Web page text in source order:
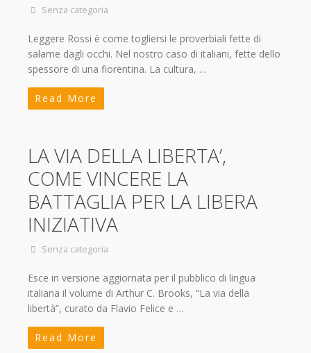
Senza categoria
Leggere Rossi è come togliersi le proverbiali fette di
salame dagli occhi. Nel nostro caso di italiani, fette dello
spessore di una fiorentina. La cultura, …
Read More
LA VIA DELLA LIBERTA’,
COME VINCERE LA
BATTAGLIA PER LA LIBERA
INIZIATIVA
Senza categoria
Esce in versione aggiornata per il pubblico di lingua
italiana il volume di Arthur C. Brooks, “La via della
libertà”, curato da Flavio Felice e …
Read More